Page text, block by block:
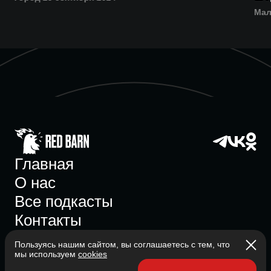
Главная
О нас
Все подкасты
Контакты
Пользуясь нашим сайтом, вы соглашаетесь с тем, что
мы используем cookies